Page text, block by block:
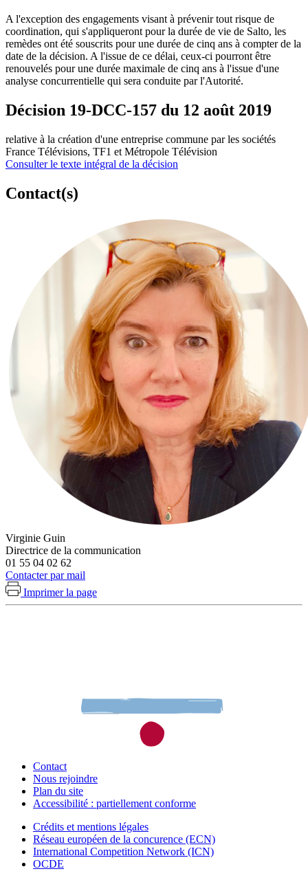
A l'exception des engagements visant à prévenir tout risque de
coordination, qui s'appliqueront pour la durée de vie de Salto, les
remèdes ont été souscrits pour une durée de cinq ans à compter de la
date de la décision. A l'issue de ce délai, ceux-ci pourront être
renouvelés pour une durée maximale de cinq ans à l'issue d'une
analyse concurrentielle qui sera conduite par l'Autorité.
Décision 19-DCC-157 du 12 août 2019
relative à la création d'une entreprise commune par les sociétés
France Télévisions, TF1 et Métropole Télévision
Consulter le texte intégral de la décision
Contact(s)
Virginie Guin
Directrice de la communication
01 55 04 02 62
Contacter par mail
Imprimer la page
Contact
Nous rejoindre
Plan du site
Accessibilité : partiellement conforme
Crédits et mentions légales
Réseau européen de la concurence (ECN)
International Competition Network (ICN)
OCDE